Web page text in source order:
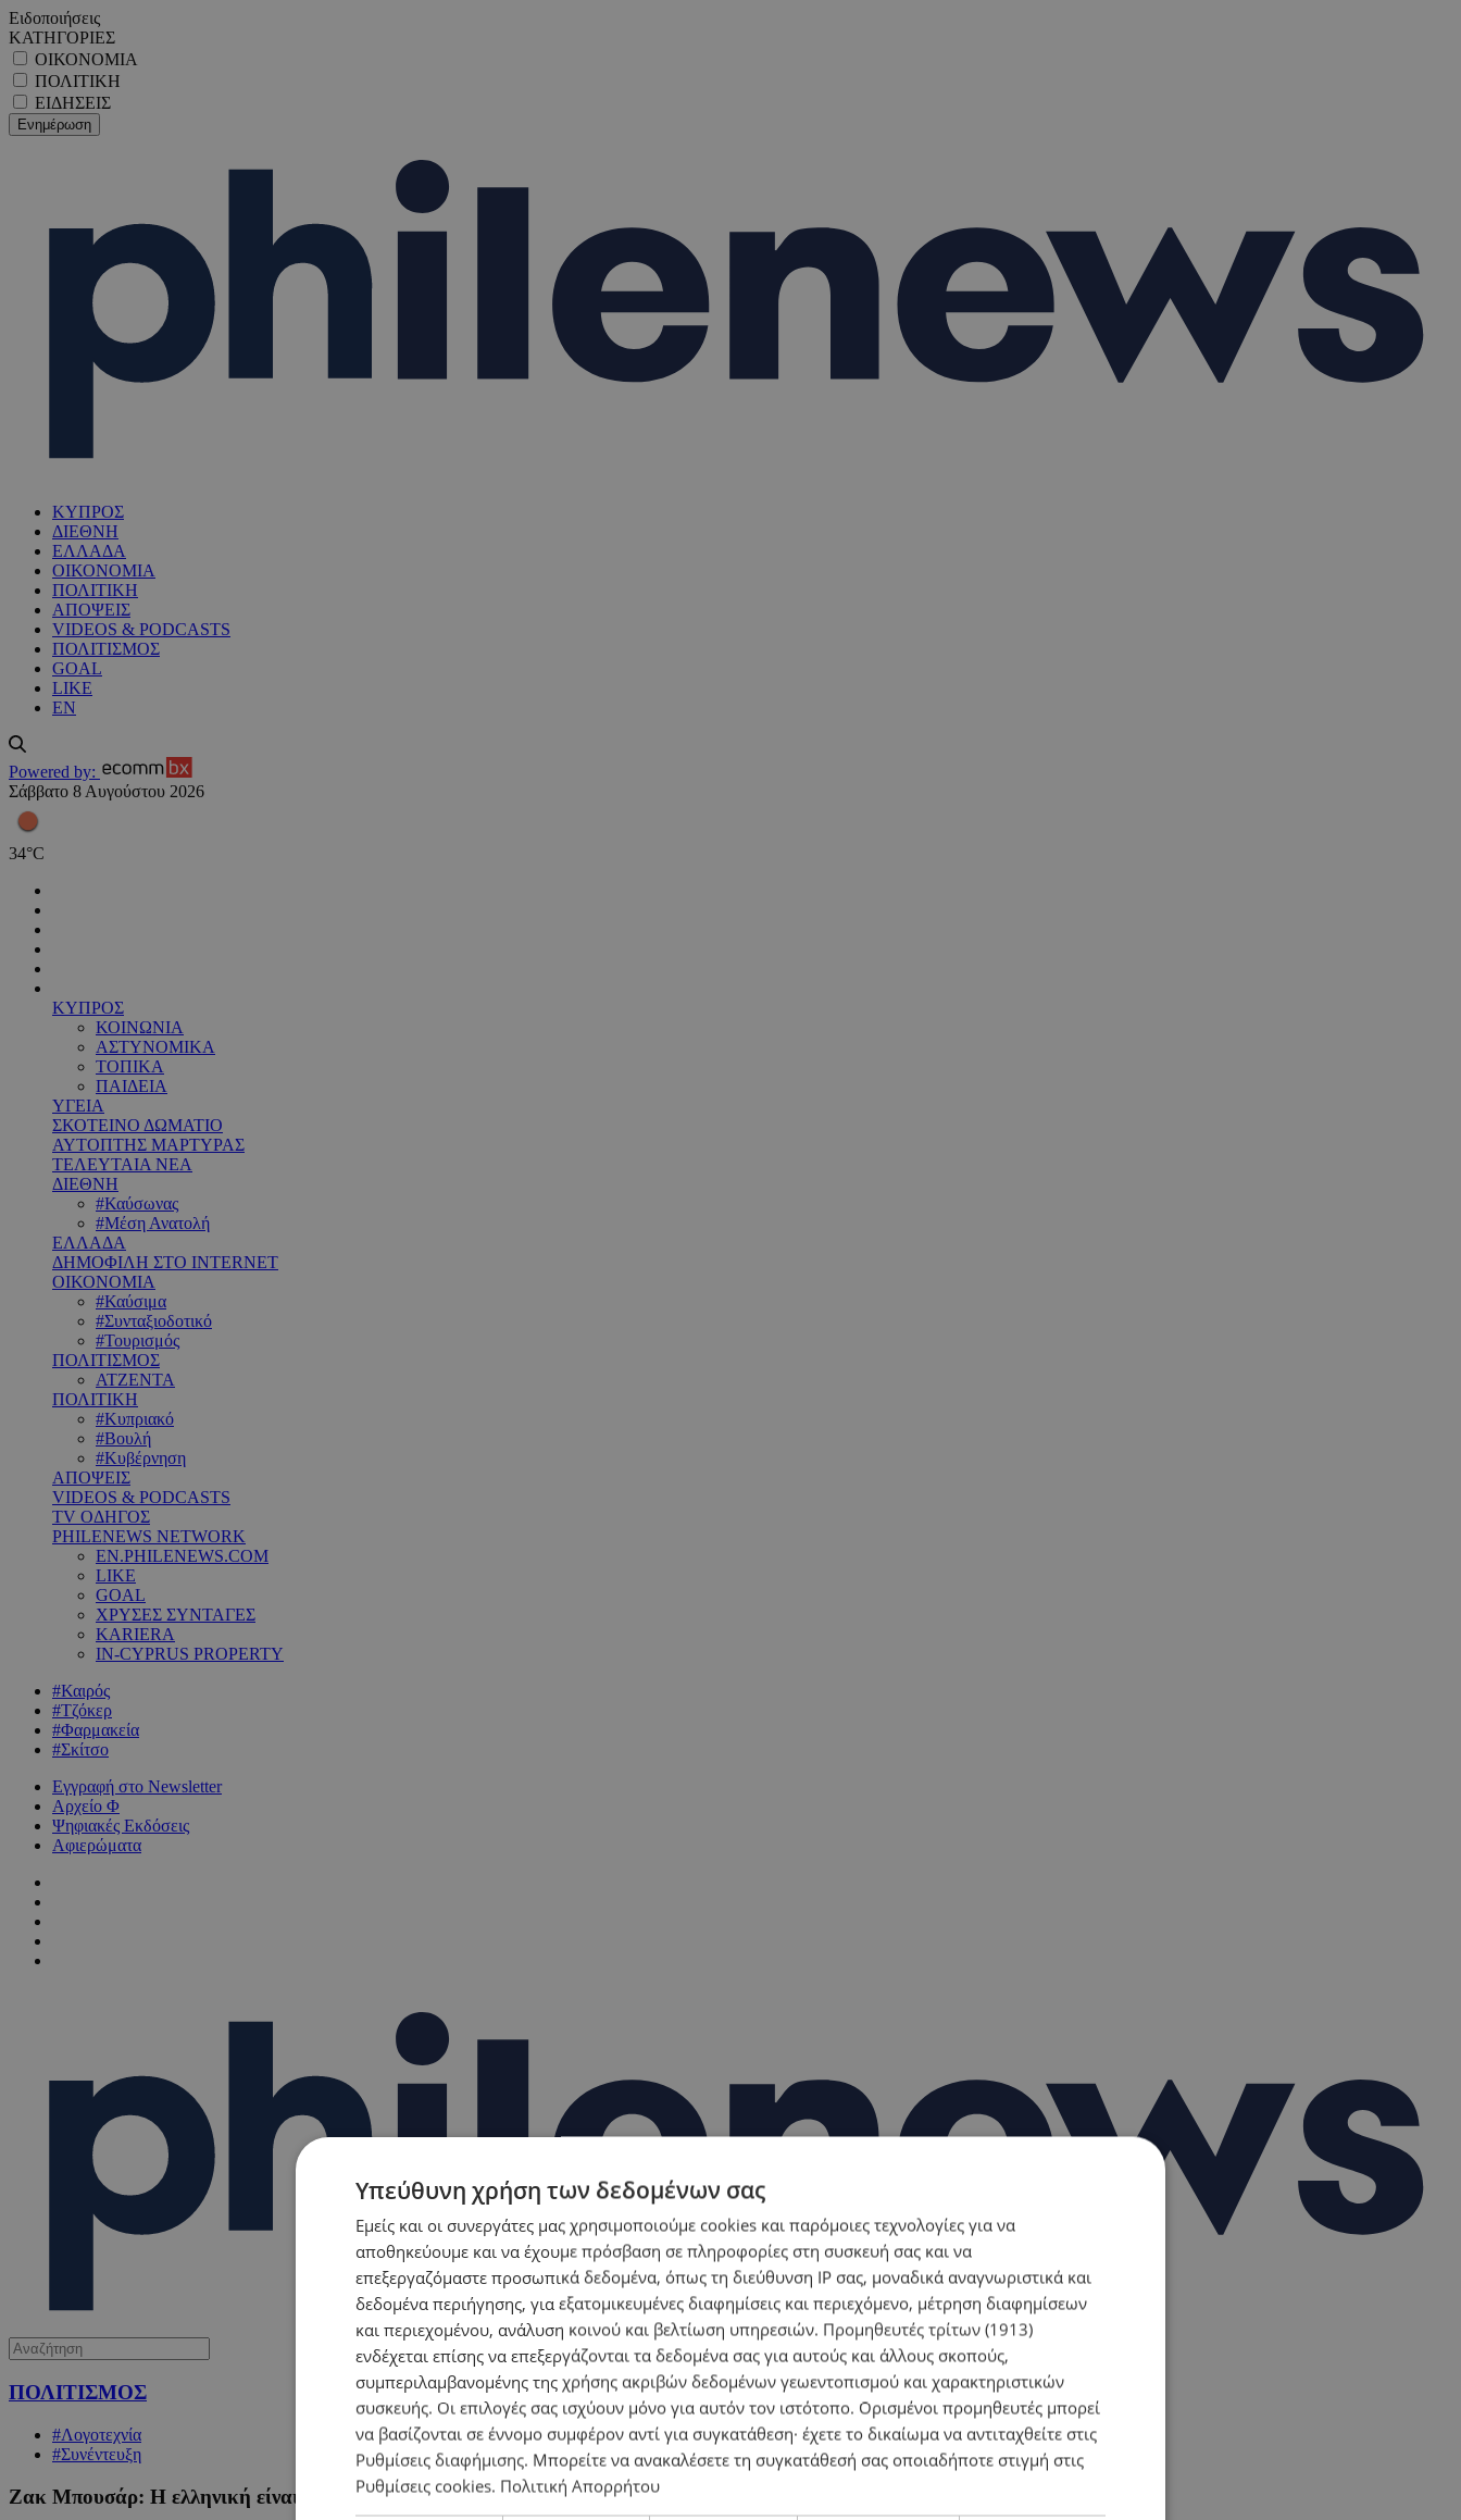
Ειδοποιήσεις
ΚΑΤΗΓΟΡΙΕΣ
ΟΙΚΟΝΟΜΙΑ
ΠΟΛΙΤΙΚΗ
ΕΙΔΗΣΕΙΣ
ΚΥΠΡΟΣ
ΔΙΕΘΝΗ
ΕΛΛΑΔΑ
ΟΙΚΟΝΟΜΙΑ
ΠΟΛΙΤΙΚΗ
ΑΠΟΨΕΙΣ
VIDEOS & PODCASTS
ΠΟΛΙΤΙΣΜΟΣ
GOAL
LIKE
EN
Powered by:
Σάββατο 8 Αυγούστου 2026
34°C
ΚΥΠΡΟΣ
ΚΟΙΝΩΝΙΑ
ΑΣΤΥΝΟΜΙΚΑ
ΤΟΠΙΚΑ
ΠΑΙΔΕΙΑ
ΥΓΕΙΑ
ΣΚΟΤΕΙΝΟ ΔΩΜΑΤΙΟ
ΑΥΤΟΠΤΗΣ ΜΑΡΤΥΡΑΣ
ΤΕΛΕΥΤΑΙΑ ΝΕΑ
ΔΙΕΘΝΗ
#Καύσωνας
#Μέση Ανατολή
ΕΛΛΑΔΑ
ΔΗΜΟΦΙΛΗ ΣΤΟ INTERNET
ΟΙΚΟΝΟΜΙΑ
#Καύσιμα
#Συνταξιοδοτικό
#Τουρισμός
ΠΟΛΙΤΙΣΜΟΣ
ΑΤΖΕΝΤΑ
ΠΟΛΙΤΙΚΗ
#Κυπριακό
#Βουλή
#Κυβέρνηση
ΑΠΟΨΕΙΣ
VIDEOS & PODCASTS
TV ΟΔΗΓΟΣ
PHILENEWS NETWORK
EN.PHILENEWS.COM
LIKE
GOAL
ΧΡΥΣΕΣ ΣΥΝΤΑΓΕΣ
KARIERA
IN-CYPRUS PROPERTY
#Καιρός
#Τζόκερ
#Φαρμακεία
#Σκίτσο
Εγγραφή στο Newsletter
Αρχείο Φ
Ψηφιακές Εκδόσεις
Αφιερώματα
ΠΟΛΙΤΙΣΜΟΣ
#Λογοτεχνία
#Συνέντευξη
Ζακ Μπουσάρ: Η ελληνική είναι η μητρική γλώσσα του δυτικού πολιτισμού
Υπεύθυνη χρήση των δεδομένων σας
Εμείς και οι συνεργάτες μας χρησιμοποιούμε cookies και παρόμοιες τεχνολογίες για να
αποθηκεύουμε και να έχουμε πρόσβαση σε πληροφορίες στη συσκευή σας και να
επεξεργαζόμαστε προσωπικά δεδομένα, όπως τη διεύθυνση IP σας, μοναδικά αναγνωριστικά και
δεδομένα περιήγησης, για εξατομικευμένες διαφημίσεις και περιεχόμενο, μέτρηση διαφημίσεων
και περιεχομένου, ανάλυση κοινού και βελτίωση υπηρεσιών. Προμηθευτές τρίτων (1913)
ενδέχεται επίσης να επεξεργάζονται τα δεδομένα σας για αυτούς και άλλους σκοπούς,
συμπεριλαμβανομένης της χρήσης ακριβών δεδομένων γεωεντοπισμού και χαρακτηριστικών
συσκευής. Οι επιλογές σας ισχύουν μόνο για αυτόν τον ιστότοπο. Ορισμένοι προμηθευτές μπορεί
να βασίζονται σε έννομο συμφέρον αντί για συγκατάθεση· έχετε το δικαίωμα να αντιταχθείτε στις
Ρυθμίσεις διαφήμισης. Μπορείτε να ανακαλέσετε τη συγκατάθεσή σας οποιαδήποτε στιγμή στις
Ρυθμίσεις cookies. Πολιτική Απορρήτου